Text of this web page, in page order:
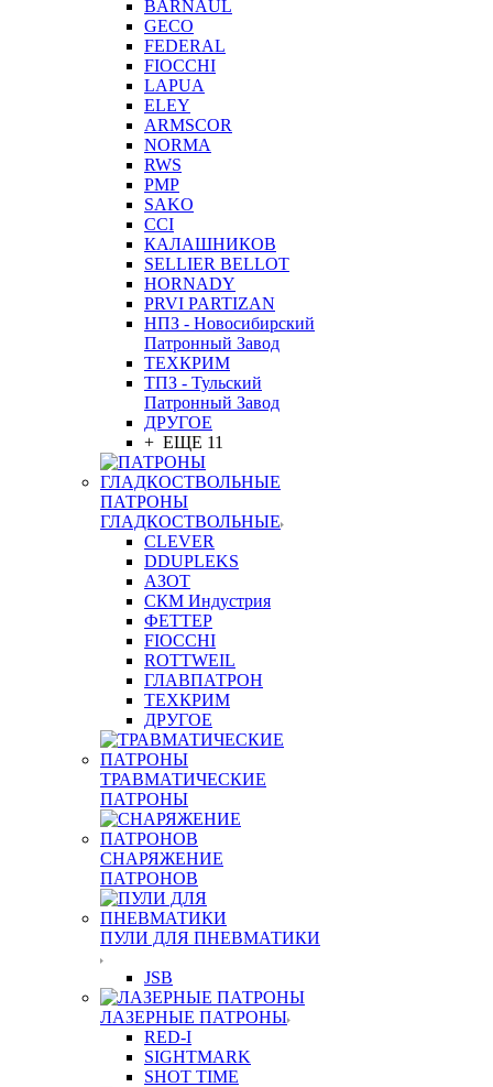
BARNAUL
GEСO
FEDERAL
FIOCCHI
LAPUA
ELEY
ARMSCOR
NORMA
RWS
PMP
SAKO
CCI
КАЛАШНИКОВ
SELLIER BELLOT
HORNADY
PRVI PARTIZAN
НПЗ - Новосибирский
Патронный Завод
ТЕХКРИМ
ТПЗ - Тульский
Патронный Завод
ДРУГОЕ
+ ЕЩЕ 11
ПАТРОНЫ
ГЛАДКОСТВОЛЬНЫЕ
CLEVER
DDUPLEKS
АЗОТ
СКМ Индустрия
ФЕТТЕР
FIOCCHI
ROTTWEIL
ГЛАВПАТРОН
ТЕХКРИМ
ДРУГОЕ
ТРАВМАТИЧЕСКИЕ
ПАТРОНЫ
СНАРЯЖЕНИЕ
ПАТРОНОВ
ПУЛИ ДЛЯ ПНЕВМАТИКИ
JSB
ЛАЗЕРНЫЕ ПАТРОНЫ
RED-I
SIGHTMARK
SHOT TIME